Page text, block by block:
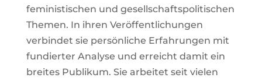
feministischen und gesellschaftspolitischen
Themen. In ihren Veröffentlichungen
verbindet sie persönliche Erfahrungen mit
fundierter Analyse und erreicht damit ein
breites Publikum. Sie arbeitet seit vielen